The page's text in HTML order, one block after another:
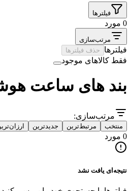
فیلترها
0 مورد
مرتب‌سازی
فیلترها حذف فیلترها
فقط کالاهای موجود
بند های ساعت
مرتب‌سازی:
منتخب مرتبط‌ترین جدیدترین
0 مورد
نتیجه‌ای یافت نشد